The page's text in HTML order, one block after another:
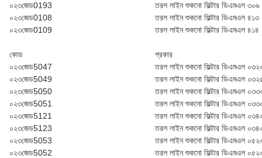
০২৩জেড0193
তরল লাইন শুকনো ফিল্টার ডি‌এম‌এল ৩০৬
০২৩জেড0108
তরল লাইন শুকনো ফিল্টার ডি‌এম‌এল ৪১৩
০২৩জেড0109
তরল লাইন শুকনো ফিল্টার ডি‌এম‌এল ৪১৪
কোড
প্রকার
০২৩জেড5047
তরল লাইন শুকনো ফিল্টার ডি‌এম‌এল
০২৩জেড5049
তরল লাইন শুকনো ফিল্টার ডি‌এম‌এল
০২৩জেড5050
তরল লাইন শুকনো ফিল্টার ডি‌এম‌এল
০২৩জেড5051
তরল লাইন শুকনো ফিল্টার ডি‌এম‌এল
০২৩জেড5121
তরল লাইন শুকনো ফিল্টার ডি‌এম‌এল
০২৩জেড5123
তরল লাইন শুকনো ফিল্টার ডি‌এম‌এল
০২৩জেড5053
তরল লাইন শুকনো ফিল্টার ডি‌এম‌এল
০২৩জেড5052
তরল লাইন শুকনো ফিল্টার ডি‌এম‌এল